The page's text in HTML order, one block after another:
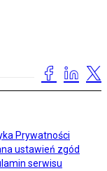
Prywatności
ustawień zgód
serwisu